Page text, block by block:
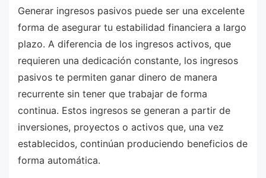
Generar ingresos pasivos puede ser una excelente
forma de asegurar tu estabilidad financiera a largo
plazo. A diferencia de los ingresos activos, que
requieren una dedicación constante, los ingresos
pasivos te permiten ganar dinero de manera
recurrente sin tener que trabajar de forma
continua. Estos ingresos se generan a partir de
inversiones, proyectos o activos que, una vez
establecidos, continúan produciendo beneficios de
forma automática.